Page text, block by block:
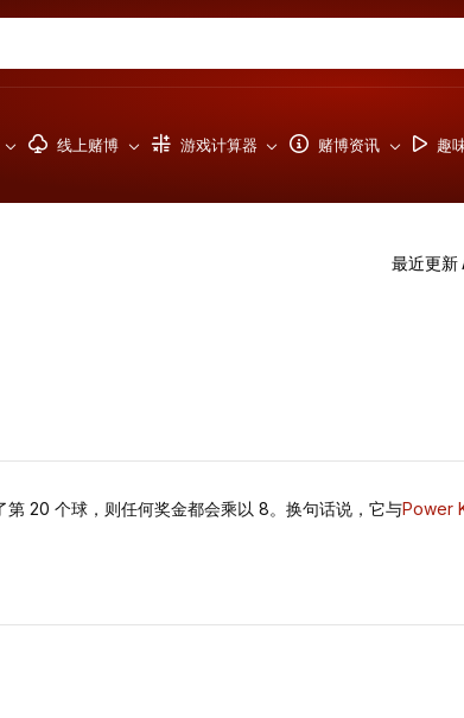
线上赌博 游戏计算器 赌博资讯 趣
最近更新
第 20 个球，则任何奖金都会乘以 8。换句话说，它与Power